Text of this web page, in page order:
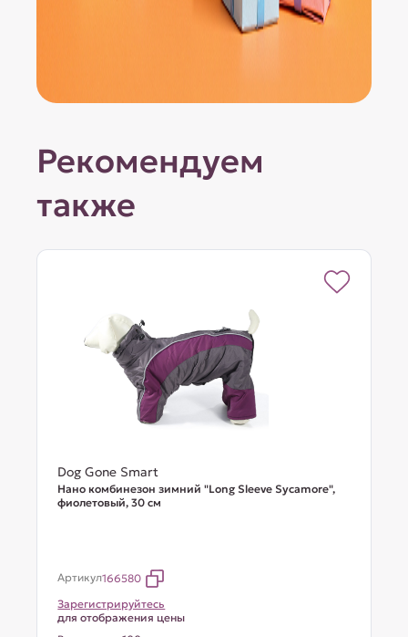
Рекомендуем
также
Dog Gone Smart
Нано комбинезон зимний "Long Sleeve Sycamore",
фиолетовый, 30 см
Артикул166580
Зарегистрируйтесь
для отображения цены